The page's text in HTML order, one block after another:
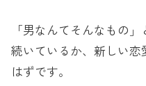
「男なんてそんなもの
続いているか、新しい
はずです。